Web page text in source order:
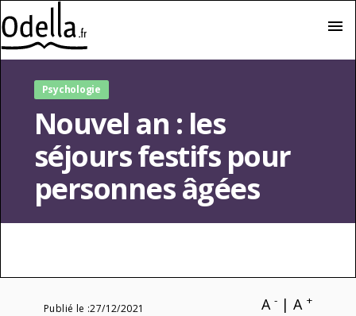
menu
Psychologie
Nouvel an : les
séjours festifs pour
personnes âgées
Publié le :27/12/2021 A - | A +